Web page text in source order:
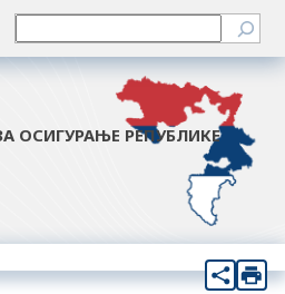
Претрага
ОСИГУРАЊЕ РЕПУБЛИКЕ